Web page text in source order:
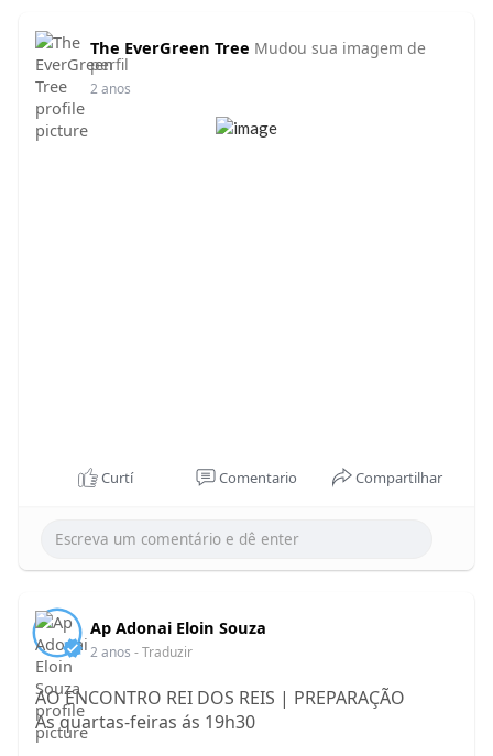
1Samuel 17:47 A21
e para que todos que aqui se ajuntaram saibam
que o Senhor salva, não com espada, nem com
lança; pois a batalha é do Senhor, e ele vos
The EverGreen Tree Mudou sua imagem de
perfil
2 anos
Curtí Comentario Compartilhar
Ap Adonai Eloin Souza
2 anos - Traduzir
AO ENCONTRO REI DOS REIS | PREPARAÇÃO
As quartas-feiras ás 19h30